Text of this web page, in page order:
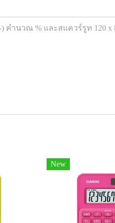
นวณ % และสแควร์รูท 120 x
New